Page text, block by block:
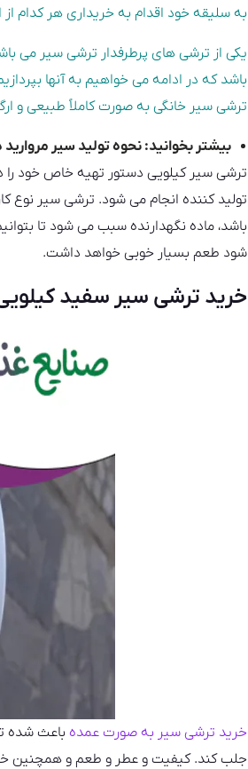
به سلیقه خود اقدام به خریداری هر کدام
یکی از ترشی های پرطرفدار ترشی سیر می
باشد که در ادامه می خواهیم به آنها
ترشی سیر خانگی به صورت کاملاً طبیعی و
بیشتر بخوانید: نحوه تولید سیر مروارید
ترشی سیر کیلویی دستور تهیه خاص خود را
تولید کننده انجام می شود. ترشی سیر نوع
باشد، ماده نگهدارنده سبب می شود تا
شود طعم بسیار خوبی خواهد داشت.
خرید ترشی سیر سفید
خرید ترشی سیر به صورت عمده باعث شده
جلب کند. کیفیت و عطر و طعم و همچنین